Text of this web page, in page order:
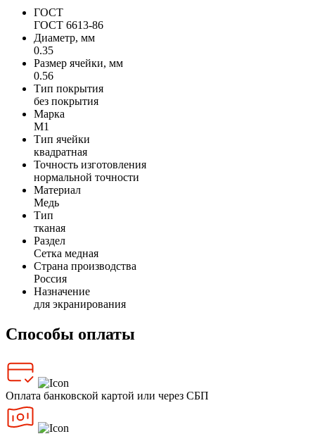
ГОСТ
ГОСТ 6613-86
Диаметр, мм
0.35
Размер ячейки, мм
0.56
Тип покрытия
без покрытия
Марка
М1
Тип ячейки
квадратная
Точность изготовления
нормальной точности
Материал
Медь
Тип
тканая
Раздел
Сетка медная
Страна производства
Россия
Назначение
для экранирования
Способы оплаты
Оплата банковской картой или через СБП